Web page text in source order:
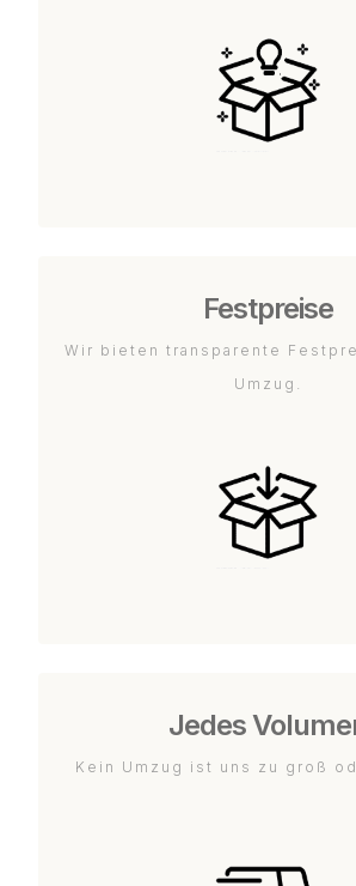
Festpreise
Wir bieten transparente
Umzug.
Jedes
Kein Umzug ist uns zu groß